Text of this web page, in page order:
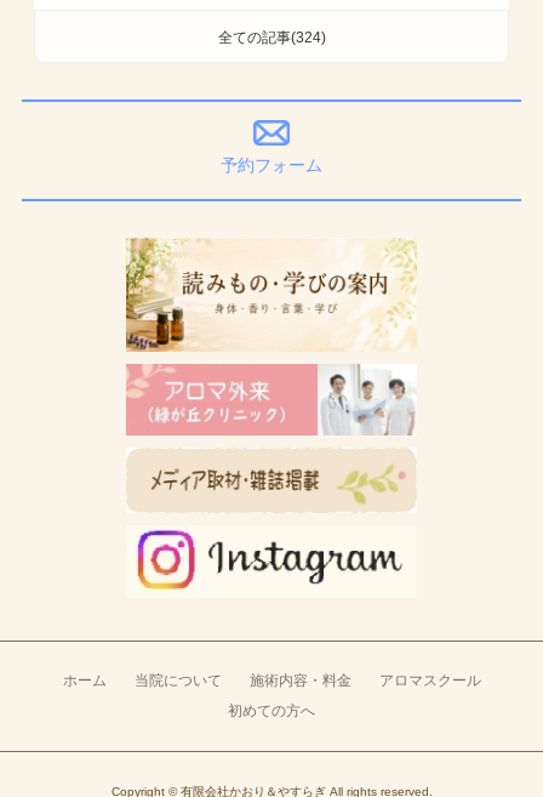
全ての記事(324)
予約フォーム
ホーム 当院について 施術内容・料金
アロマスクール
初めての方へ
Copyright ©有限会社かおり＆やすらぎAll rights reserved.